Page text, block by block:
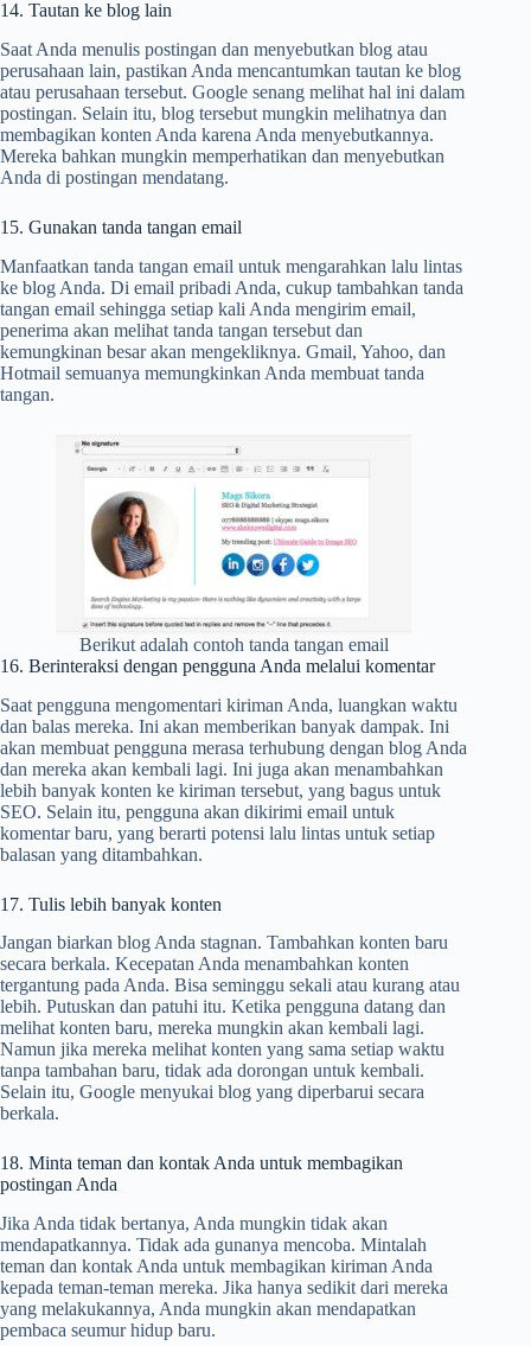
14. Tautan ke blog lain
Saat Anda menulis postingan dan menyebutkan blog atau
perusahaan lain, pastikan Anda mencantumkan tautan ke blog
atau perusahaan tersebut. Google senang melihat hal ini dalam
postingan. Selain itu, blog tersebut mungkin melihatnya dan
membagikan konten Anda karena Anda menyebutkannya.
Mereka bahkan mungkin memperhatikan dan menyebutkan
Anda di postingan mendatang.
15. Gunakan tanda tangan email
Manfaatkan tanda tangan email untuk mengarahkan lalu lintas
ke blog Anda. Di email pribadi Anda, cukup tambahkan tanda
tangan email sehingga setiap kali Anda mengirim email,
penerima akan melihat tanda tangan tersebut dan
kemungkinan besar akan mengekliknya. Gmail, Yahoo, dan
Hotmail semuanya memungkinkan Anda membuat tanda
tangan.
Berikut adalah contoh tanda tangan email
16. Berinteraksi dengan pengguna Anda melalui komentar
Saat pengguna mengomentari kiriman Anda, luangkan waktu
dan balas mereka. Ini akan memberikan banyak dampak. Ini
akan membuat pengguna merasa terhubung dengan blog Anda
dan mereka akan kembali lagi. Ini juga akan menambahkan
lebih banyak konten ke kiriman tersebut, yang bagus untuk
SEO. Selain itu, pengguna akan dikirimi email untuk
komentar baru, yang berarti potensi lalu lintas untuk setiap
balasan yang ditambahkan.
17. Tulis lebih banyak konten
Jangan biarkan blog Anda stagnan. Tambahkan konten baru
secara berkala. Kecepatan Anda menambahkan konten
tergantung pada Anda. Bisa seminggu sekali atau kurang atau
lebih. Putuskan dan patuhi itu. Ketika pengguna datang dan
melihat konten baru, mereka mungkin akan kembali lagi.
Namun jika mereka melihat konten yang sama setiap waktu
tanpa tambahan baru, tidak ada dorongan untuk kembali.
Selain itu, Google menyukai blog yang diperbarui secara
berkala.
18. Minta teman dan kontak Anda untuk membagikan
postingan Anda
Jika Anda tidak bertanya, Anda mungkin tidak akan
mendapatkannya. Tidak ada gunanya mencoba. Mintalah
teman dan kontak Anda untuk membagikan kiriman Anda
kepada teman-teman mereka. Jika hanya sedikit dari mereka
yang melakukannya, Anda mungkin akan mendapatkan
pembaca seumur hidup baru.